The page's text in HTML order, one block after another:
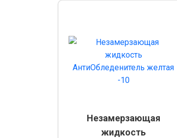
Незамерзающая
жидкость